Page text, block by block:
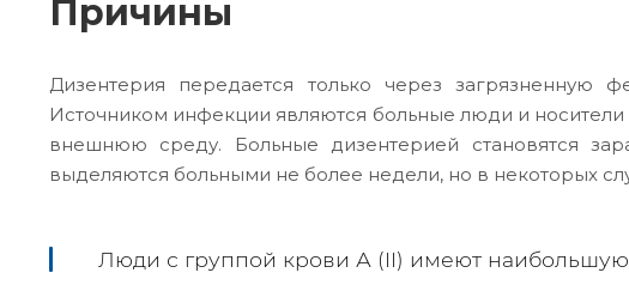
Причины
Дизентерия передается только через
Источником инфекции являются больные люди и
внешнюю среду. Больные дизентерией становятся
выделяются больными не более недели, но в некоторых
Люди с группой крови А (II) имеют наибольшую